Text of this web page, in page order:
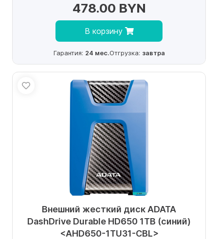
478.00 BYN
В корзину
Гарантия: 24 мес.Отгрузка: завтра
Внешний жесткий диск ADATA
DashDrive Durable HD650 1TB (синий)
<AHD650-1TU31-CBL>